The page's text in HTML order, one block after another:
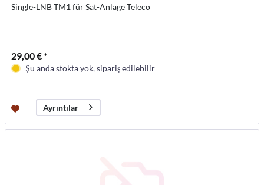
Single-LNB TM1 für Sat-Anlage Teleco
29,00 € *
Şu anda stokta yok, sipariş edilebilir
Ayrıntılar